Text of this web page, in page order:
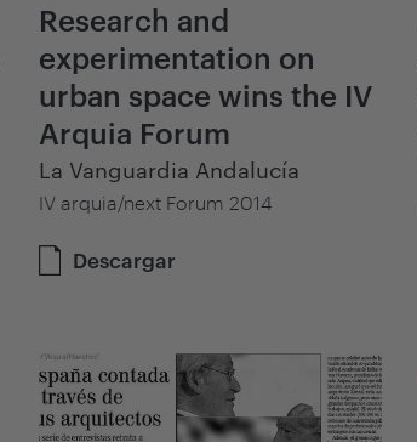
Research and
experimentation on
urban space wins the IV
Arquia Forum
La Vanguardia Andalucía
IV arquia/next Forum 2014
Descargar